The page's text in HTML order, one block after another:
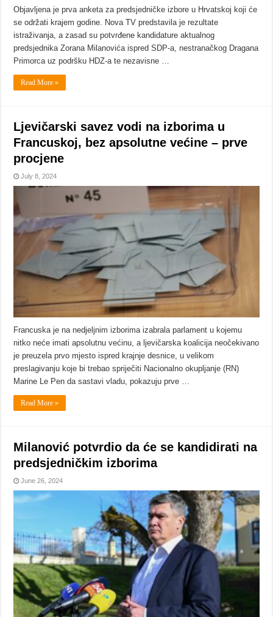
Objavljena je prva anketa za predsjedničke izbore u Hrvatskoj koji će
se održati krajem godine. Nova TV predstavila je rezultate
istraživanja, a zasad su potvrđene kandidature aktualnog
predsjednika Zorana Milanovića ispred SDP-a, nestranačkog Dragana
Primorca uz podršku HDZ-a te nezavisne …
Read More »
Ljevičarski savez vodi na izborima u
Francuskoj, bez apsolutne većine – prve
procjene
July 8, 2024
Francuska je na nedjeljnim izborima izabrala parlament u kojemu
nitko neće imati apsolutnu većinu, a ljevičarska koalicija neočekivano
je preuzela prvo mjesto ispred krajnje desnice, u velikom
preslagivanju koje bi trebao spriječiti Nacionalno okupljanje (RN)
Marine Le Pen da sastavi vladu, pokazuju prve …
Read More »
Milanović potvrdio da će se kandidirati na
predsjedničkim izborima
June 26, 2024